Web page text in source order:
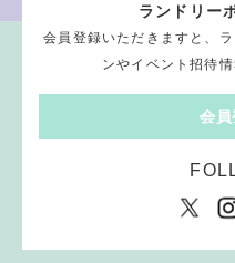
ランドリー
会員登録いただきますと、
ンやイベント招待
会員